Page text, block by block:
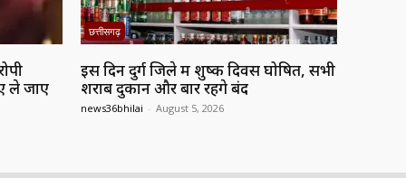
ले जाए
छत्तीसगढ़
इस दिन दुर्ग जिले में शुष्क दिवस घोषित, सभी
शराब दुकानें और बार रहेंगे बंद
news36bhilai - August 5, 2026